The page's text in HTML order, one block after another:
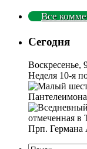
Все
Сегодня
Воскресенье,
Неделя 10-я
Прп. Германа